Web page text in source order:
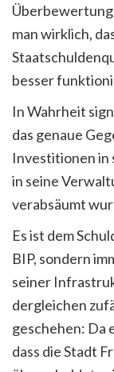
man wirklich,
besser
In Wahrheit
das genaue
Investitionen in
in seine
verabsäumt
Es ist dem
BIP, sondern
seiner
dergleichen
geschehen: Da
dass die Stadt